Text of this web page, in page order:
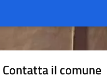
Contatta il comune